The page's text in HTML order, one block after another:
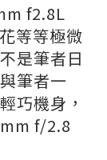
f2.8L
等等極微
是筆者日
筆者一
巧機身，
f/2.8